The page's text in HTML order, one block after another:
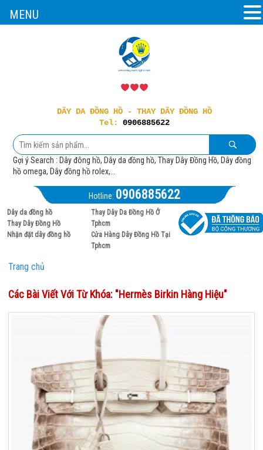
DÂY DA ĐỒNG HỒ - THAY DÂY ĐỒNG HỒ
Tel: 0906885622
Gợi ý Search : Dây đông hồ, Dây da đồng hồ, Thay Dây Đồng Hồ, Dây đồng
hồ omega, Dây đồng hồ rolex,...
Hotline: 0906885622
Dây da đồng hồ
Thay Dây Đồng Hồ
Nhận đặt dây đồng hồ
Thay Dây Da Đồng Hồ Ở
Tphcm
Cửa Hàng Dây Đồng Hồ Tại
Tphcm
Trang chủ
Các Bài Viết Với Từ Khóa: "Hermès Birkin Hàng Hiệu"
MENU